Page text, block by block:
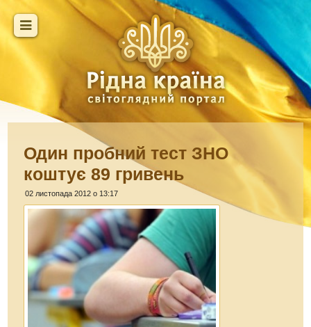
Один пробний тест ЗНО
коштує 89 гривень
02 листопада 2012 о 13:17